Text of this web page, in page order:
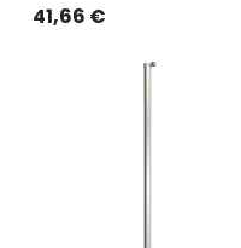
41,66 €